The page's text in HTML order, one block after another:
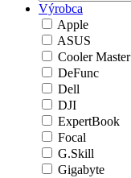
Výrobca
Apple
ASUS
Cooler Master
DeFunc
Dell
DJI
ExpertBook
Focal
G.Skill
Gigabyte